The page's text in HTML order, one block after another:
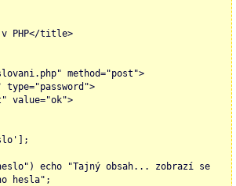
PHP</title>
method="post">
type="password">
value="ok">
echo "Tajný obsah... zobrazí se
hesla";